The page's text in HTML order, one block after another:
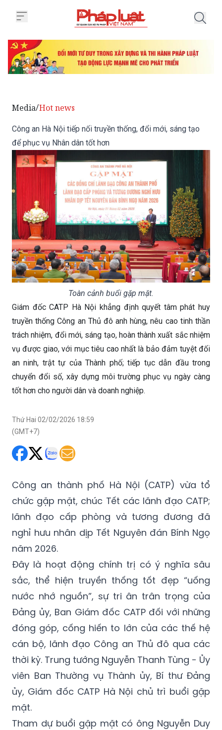
Media/Hot news
Công an Hà Nội tiếp nối truyền thống, đổi mới, sáng tạo
để phục vụ Nhân dân tốt hơn
Toàn cảnh buổi gặp mặt.
Giám đốc CATP Hà Nội khẳng định quyết tâm phát huy
truyền thống Công an Thủ đô anh hùng, nêu cao tinh thần
trách nhiệm, đổi mới, sáng tạo, hoàn thành xuất sắc nhiệm
vụ được giao, với mục tiêu cao nhất là bảo đảm tuyệt đối
an ninh, trật tự của Thành phố; tiếp tục dẫn đầu trong
chuyển đổi số, xây dựng môi trường phục vụ ngày càng
tốt hơn cho người dân và doanh nghiệp.
Thứ Hai 02/02/2026 18:59
(GMT+7)
Công an thành phố Hà Nội (CATP) vừa tổ
chức gặp mặt, chúc Tết các lãnh đạo CATP;
lãnh đạo cấp phòng và tương đương đã
nghỉ hưu nhân dịp Tết Nguyên đán Bính Ngọ
năm 2026.
Đây là hoạt động chính trị có ý nghĩa sâu
sắc, thể hiện truyền thống tốt đẹp “uống
nước nhớ nguồn”, sự tri ân trân trọng của
Đảng ủy, Ban Giám đốc CATP đối với những
đóng góp, cống hiến to lớn của các thế hệ
cán bộ, lãnh đạo Công an Thủ đô qua các
thời kỳ. Trung tướng Nguyễn Thanh Tùng - Ủy
viên Ban Thường vụ Thành ủy, Bí thư Đảng
ủy, Giám đốc CATP Hà Nội chủ trì buổi gặp
mặt.
Tham dự buổi gặp mặt có ông Nguyễn Duy